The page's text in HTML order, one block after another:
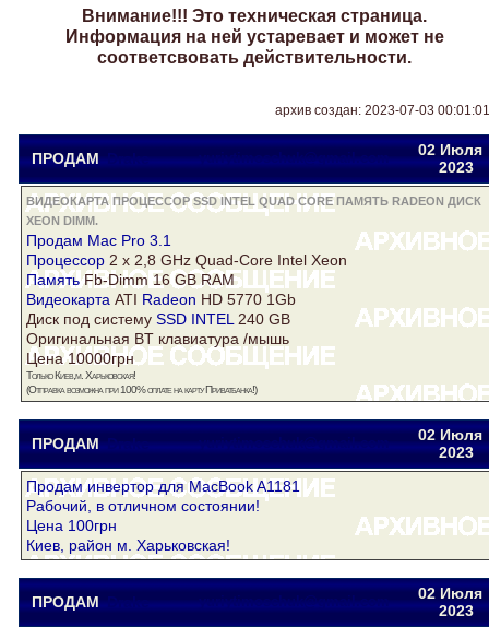
Внимание!!! Это техническая страница.
Информация на ней устаревает и может не
соответсвовать действительности.
архив создан: 2023-07-03 00:01:01
ПРОДАМ Drake yuriytimoschuk@gmail.com
02 Июля
2023
ВИДЕОКАРТА ПРОЦЕССОР SSD INTEL QUAD CORE ПАМЯТЬ RADEON ДИСК
XEON DIMM.
Продам Mac Pro 3.1
Процессор 2 x 2,8 GHz Quad-Core Intel Xeon
ПамятьFb-Dimm 16 GB RAM
Видеокарта ATI Radeon HD 5770 1Gb
Диск под систему SSD INTEL 240 GB
Оригинальная BT клавиатура /мышь
Цена 10000грн
Только Киев,м. Харьковская!
(Отправка возможна при 100% оплате на карту Приватбанка!)
ПРОДАМ Drake yuriytimoschuk@gmail.com
02 Июля
2023
Продам инвертор для MacBook A1181
Рабочий, в отличном состоянии!
Цена 100грн
Киев, район м. Харьковская!
ПРОДАМ Drake yuriytimoschuk@gmail.com
02 Июля
2023